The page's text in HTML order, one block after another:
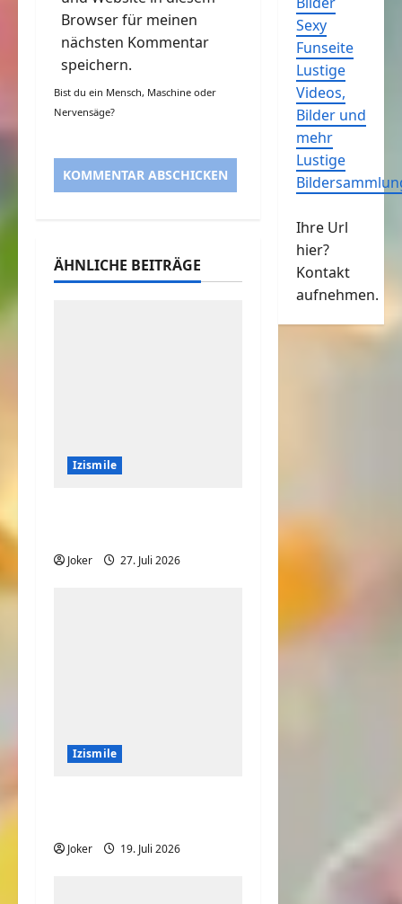
Browser für meinen
nächsten Kommentar
speichern.
Bist du ein Mensch, Maschine oder
Nervensäge?
ÄHNLICHE BEITRÄGE
Izismile
Joker 27. Juli 2026
Izismile
Joker 19. Juli 2026
Sexy
Funseite
Lustige
Videos,
Bilder und
mehr
Lustige
Ihre Url
hier?
Kontakt
aufnehmen.